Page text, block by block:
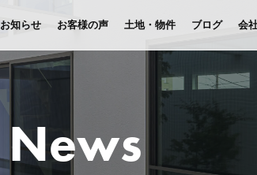
お知らせ お客様の声 土地・物件 ブログ 会
News